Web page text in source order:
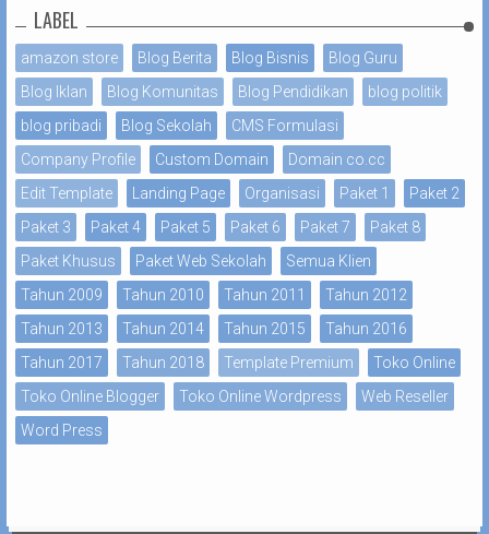
LABEL
amazon store Blog Berita Blog Bisnis
Blog Guru
Blog Iklan
Blog Komunitas Blog Pendidikan
blog politik
blog pribadi
Blog Sekolah
CMS Formulasi
Company Profile
Custom Domain
Domain co.cc
Edit Template
Landing Page Organisasi Paket 1
Paket 2
Paket 3
Paket 4 Paket 5 Paket 6 Paket 7
Paket 8
Paket Khusus
Paket Web Sekolah
Semua Klien
Tahun 2009
Tahun 2010 Tahun 2011
Tahun 2012
Tahun 2013
Tahun 2014 Tahun 2015
Tahun 2016
Tahun 2017
Tahun 2018 Template Premium
Toko Online
Toko Online Blogger
Toko Online Wordpress
Web Reseller
Word Press